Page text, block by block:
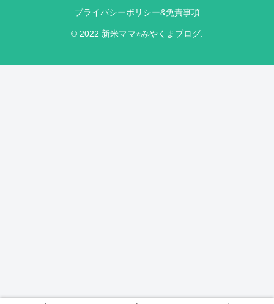
プライバシーポリシー&免責事項
© 2022 新米ママ⭐︎みやくまブログ.